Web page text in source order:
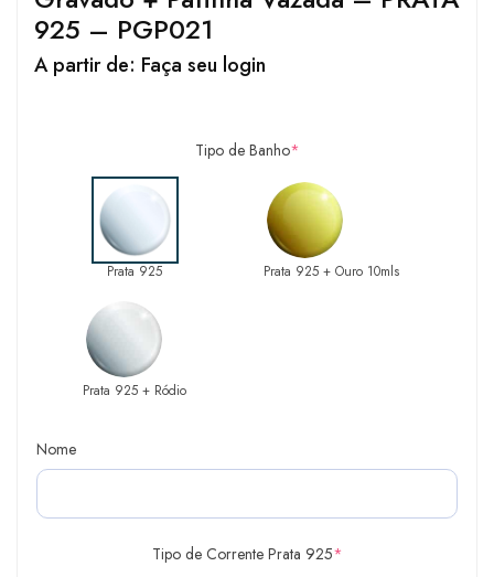
925 – PGP021
A partir de: Faça seu login
Tipo de Banho*
Prata 925 Prata 925 + Ouro 10mls
Prata 925 + Ródio
Nome
Tipo de Corrente Prata 925*